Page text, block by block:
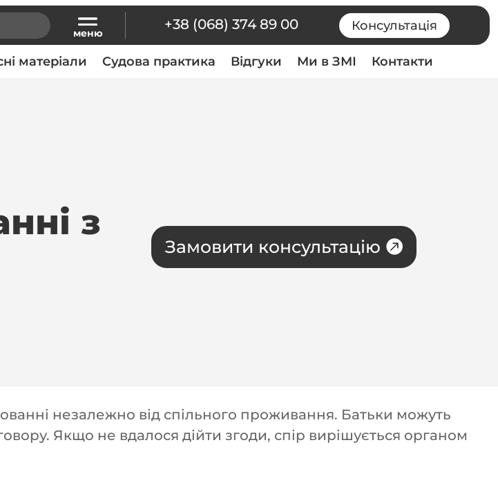
+38 (068) 374 89 00 Консультація
матеріали Судова практика Відгуки Ми в ЗМІ Контакти
з
Замовити консультацію
незалежно від спільного проживання. Батьки можуть
Якщо не вдалося дійти згоди, спір вирішується органом